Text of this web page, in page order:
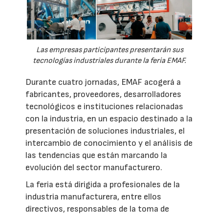
Las empresas participantes presentarán sus
tecnologías industriales durante la feria EMAF.
Durante cuatro jornadas, EMAF acogerá a
fabricantes, proveedores, desarrolladores
tecnológicos e instituciones relacionadas
con la industria, en un espacio destinado a la
presentación de soluciones industriales, el
intercambio de conocimiento y el análisis de
las tendencias que están marcando la
evolución del sector manufacturero.
La feria está dirigida a profesionales de la
industria manufacturera, entre ellos
directivos, responsables de la toma de